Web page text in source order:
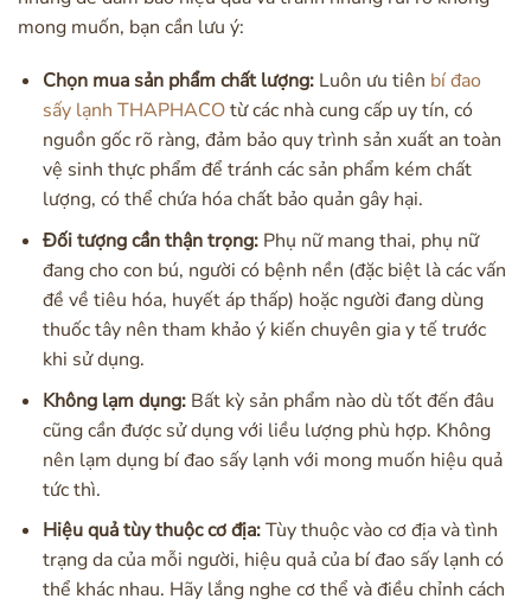
mong muốn, bạn cần lưu ý:
Chọn mua sản phẩm chất lượng:Luôn ưu tiên bí đao
sấy lạnh THAPHACOtừ các nhà cung cấp uy tín, có
nguồn gốc rõ ràng, đảm bảo quy trình sản xuất an toàn
vệ sinh thực phẩm để tránh các sản phẩm kém chất
lượng, có thể chứa hóa chất bảo quản gây hại.
Đối tượng cần thận trọng:Phụ nữ mang thai, phụ nữ
đang cho con bú, người có bệnh nền (đặc biệt là các vấn
đề về tiêu hóa, huyết áp thấp) hoặc người đang dùng
thuốc tây nên tham khảo ý kiến chuyên gia y tế trước
khi sử dụng.
Không lạm dụng:Bất kỳ sản phẩm nào dù tốt đến đâu
cũng cần được sử dụng với liều lượng phù hợp. Không
nên lạm dụng bí đao sấy lạnh với mong muốn hiệu quả
tức thì.
Hiệu quả tùy thuộc cơ địa:Tùy thuộc vào cơ địa và tình
trạng da của mỗi người, hiệu quả của bí đao sấy lạnh có
thể khác nhau. Hãy lắng nghe cơ thể và điều chỉnh cách